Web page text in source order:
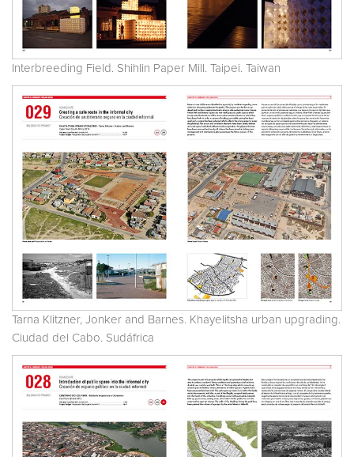
Interbreeding Field. Shihlin Paper Mill. Taipei. Taiwan
Tarna Klitzner, Jonker and Barnes. Khayelitsha urban upgrading.
Ciudad del Cabo. Sudáfrica